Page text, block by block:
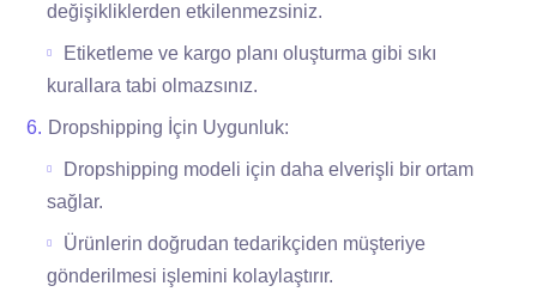
değişikliklerden etkilenmezsiniz.
Etiketleme ve kargo planı oluşturma gibi sıkı
kurallara tabi olmazsınız.
Dropshipping İçin Uygunluk:
Dropshipping modeli için daha elverişli bir ortam
sağlar.
Ürünlerin doğrudan tedarikçiden müşteriye
gönderilmesi işlemini kolaylaştırır.